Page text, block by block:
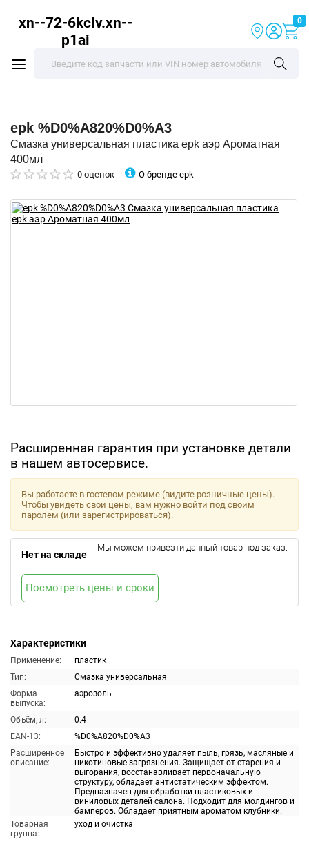
xn--72-6kclv.xn--
p1ai
0
epk %D0%A820%D0%A3
Смазка универсальная пластика epk аэр Ароматная
400мл
0 оценок О бренде epk
Расширенная гарантия при установке детали
в нашем автосервисе.
Характеристики
Применение:
пластик
Тип:
Смазка универсальная
Форма
выпуска:
аэрозоль
Объём, л:
0.4
EAN-13:
%D0%A820%D0%A3
Расширенное
описание:
Быстро и эффективно удаляет пыль, грязь, масляные и
никотиновые загрязнения. Защищает от старения и
выгорания, восстанавливает первоначальную
структуру, обладает антистатическим эффектом.
Предназначен для обработки пластиковых и
виниловых деталей салона. Подходит для молдингов и
бамперов. Обладает приятным ароматом клубники.
Товарная
группа:
уход и очистка
Вы работаете в гостевом режиме (видите розничные цены).
Чтобы увидеть свои цены, вам нужно войти под своим
паролем (или зарегистрироваться).
Нет на складе
Мы можем привезти данный товар под заказ.
Посмотреть цены и сроки